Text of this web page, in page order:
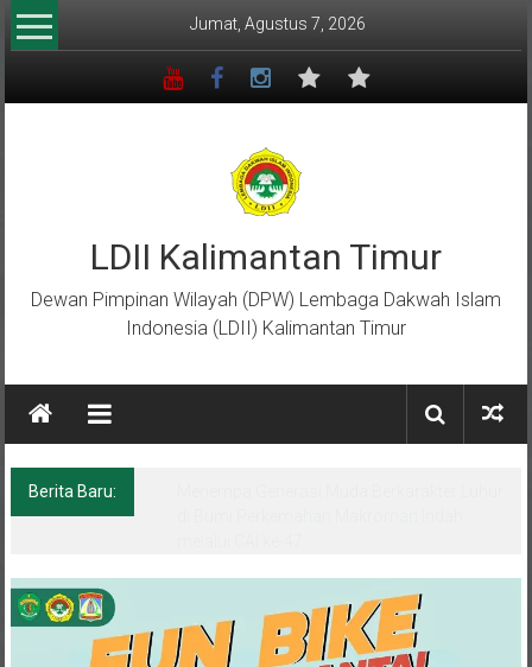
Lompat
ke
Jumat, Agustus 7, 2026
LDII Kalimantan Timur
Dewan Pimpinan Wilayah (DPW) Lembaga Dakwah Islam
Indonesia (LDII) Kalimantan Timur
Berita Baru: